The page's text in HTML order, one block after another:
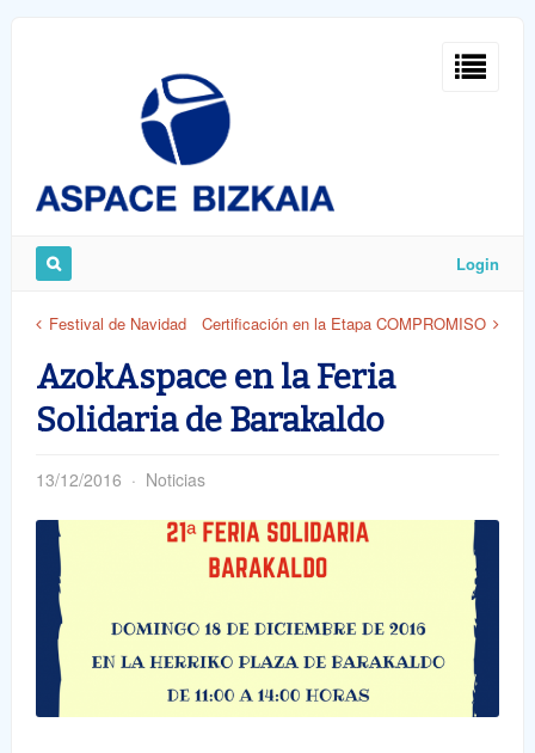
Remember
Login
Festival de Navidad Certificación en la Etapa COMPROMISO
AzokAspace en la Feria
Solidaria de Barakaldo
13/12/2016 Noticias